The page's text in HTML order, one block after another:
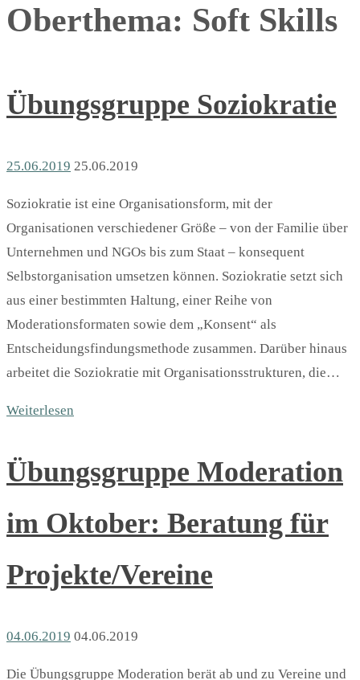
Oberthema: Soft Skills
Übungsgruppe Soziokratie
25.06.2019 25.06.2019
Soziokratie ist eine Organisationsform, mit der
Organisationen verschiedener Größe – von der Familie über
Unternehmen und NGOs bis zum Staat – konsequent
Selbstorganisation umsetzen können. Soziokratie setzt sich
aus einer bestimmten Haltung, einer Reihe von
Moderationsformaten sowie dem „Konsent“ als
Entscheidungsfindungsmethode zusammen. Darüber hinaus
arbeitet die Soziokratie mit Organisationsstrukturen, die…
Weiterlesen
Übungsgruppe Moderation
im Oktober: Beratung für
Projekte/Vereine
04.06.2019 04.06.2019
Die Übungsgruppe Moderation berät ab und zu Vereine und